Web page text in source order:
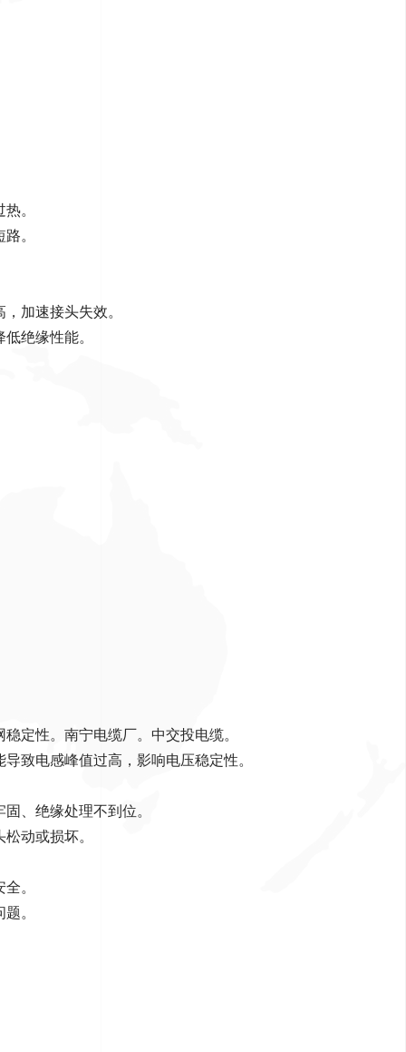
热。
路。
加速接头失效。
低绝缘性能。
稳定性。 南宁电缆厂。中交投电缆。
致电感峰值过高，影响电压稳定性。
、绝缘处理不到位。
松动或损坏。
全。
题。